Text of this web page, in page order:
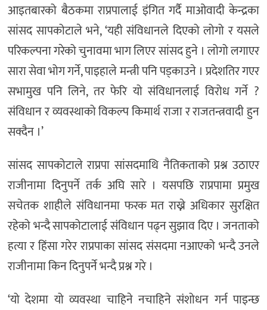
आइतबारको बैठकमा राप्रपालाई इंगित गर्दै माओवादी केन्द्रका
सांसद सापकोटाले भने, ‘यही संविधानले दिएको लोगो र यसले
परिकल्पना गरेको चुनावमा भाग लिएर सांसद हुने । लोगो लगाएर
सारा सेवा भोग गर्ने, पाइहाले मन्त्री पनि पड्काउने । प्रदेशतिर गएर
सभामुख पनि लिने, तर फेरि यो संविधानलाई विरोध गर्ने ?
संविधान र व्यवस्थाको विकल्प किमार्थ राजा र राजतन्त्रवादी हुन
सक्दैन ।’
सांसद सापकोटाले राप्रपा सांसदमाथि नैतिकताको प्रश्न उठाएर
राजीनामा दिनुपर्ने तर्क अघि सारे । यसपछि राप्रपामा प्रमुख
सचेतक शाहीले संविधानमा फरक मत राख्ने अधिकार सुरक्षित
रहेको भन्दै सापकोटालाई संविधान पढ्न सुझाव दिए । जनताको
हत्या र हिंसा गरेर राप्रपाका सांसद संसदमा नआएको भन्दै उनले
राजीनामा किन दिनुपर्ने भन्दै प्रश्न गरे ।
‘यो देशमा यो व्यवस्था चाहिने नचाहिने संशोधन गर्न पाइन्छ